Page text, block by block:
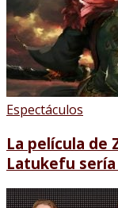
Espectáculos
La película de
Latukefu sería